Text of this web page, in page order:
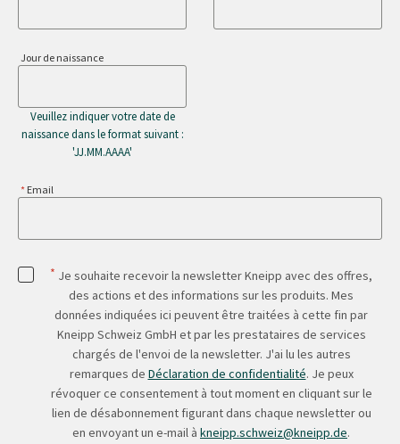
Jour de naissance
Veuillez indiquer votre date de
naissance dans le format suivant :
'JJ.MM.AAAA'
Email
* Je souhaite recevoir la newsletter Kneipp avec des offres,
des actions et des informations sur les produits. Mes
données indiquées ici peuvent être traitées à cette fin par
Kneipp Schweiz GmbH et par les prestataires de services
chargés de l'envoi de la newsletter. J'ai lu les autres
remarques de Déclaration de confidentialité. Je peux
révoquer ce consentement à tout moment en cliquant sur le
lien de désabonnement figurant dans chaque newsletter ou
en envoyant un e-mail à kneipp.schweiz@kneipp.de.